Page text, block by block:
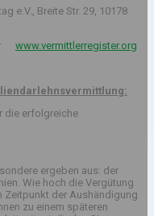
e.V., Breite Str. 29, 10178
www.vermittlerregister.org
die erfolgreiche
ergeben aus: der
Wie hoch die Vergütung
Zeitpunkt der Aushändigung
zu einem späteren